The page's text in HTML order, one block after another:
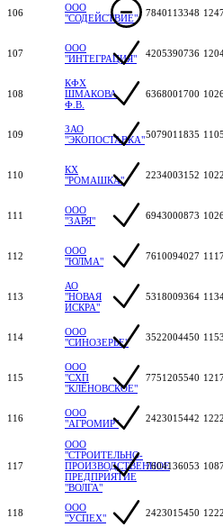
106
ООО
"СОДЕЙСТВИЕ"
7840113348
107
ООО
"ИНТЕГРАЦИЯ"
4205390736
108
КФХ
ШМАКОВА
Ф.В.
6368001700
109
ЗАО
"ЭКОПОСТАВКА"5079011835
110
КХ
"РОМАШКА"
2234003152
111
ООО
"ЗАРЯ"
6943000873
112
ООО
"ЮЛМА"
7610094027
113
АО
"НОВАЯ
ИСКРА"
5318009364
114
ООО
"СИНОЗЕРЬЕ"
3522004450
115
ООО
"СХП
"КЛЁНОВСКОЕ"
7751205540
116
ООО
"АГРОМИР"
2423015442
117
ООО
"СТРОИТЕЛЬНО-
ПРОИЗВОДСТВЕННОЕ
ПРЕДПРИЯТИЕ
"ВОЛГА"
7604136053
118
ООО
"УСПЕХ"
2423015450